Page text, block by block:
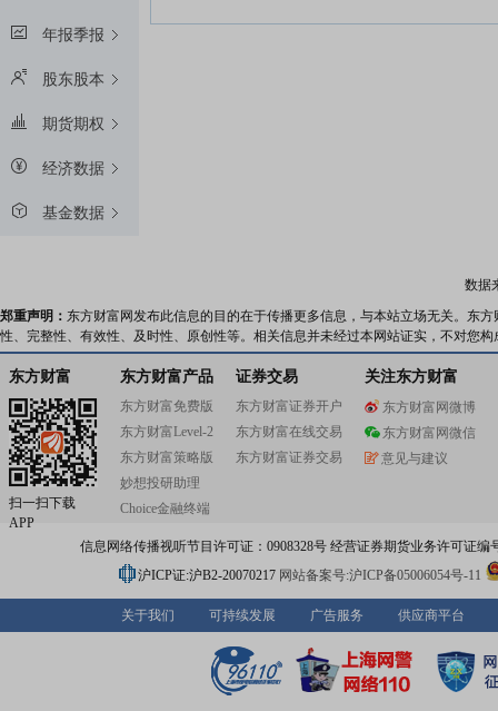
年报季报
股东股本
期货期权
经济数据
基金数据
数据
郑重声明： 东方财富网发布此信息的目的在于传播更多信息，与本站立场无关。东
性、完整性、有效性、及时性、原创性等。相关信息并未经过本网站证实，不对您
东方财富
扫一扫下载
APP
东方财富产品
东方财富免费版
东方财富Level-2
东方财富策略版
妙想投研助理
Choice金融终端
证券交易
东方财富证券开户
东方财富在线交易
东方财富证券交易
关注东方财富
东方财富网微博
东方财富网微信
意见与建议
信息网络传播视听节目许可证：0908328号 经营证券期货业务许可证编
沪ICP证:沪B2-20070217 网站备案号:沪ICP备05006054号-11
关于我们 可持续发展 广告服务 供应商平台